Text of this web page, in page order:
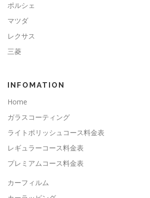
ポルシェ
マツダ
レクサス
三菱
INFOMATION
Home
ガラスコーティング
ライトポリッシュコース料金表
レギュラーコース料金表
プレミアムコース料金表
カーフィルム